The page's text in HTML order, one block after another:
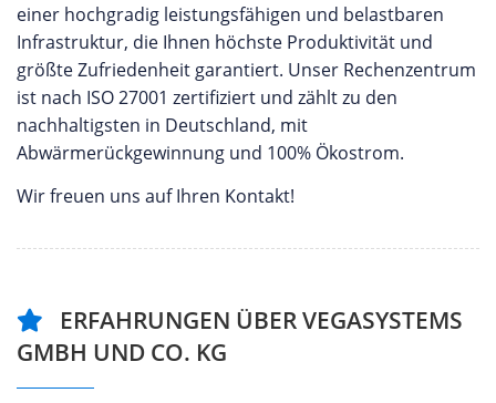
einer hochgradig leistungsfähigen und belastbaren
Infrastruktur, die Ihnen höchste Produktivität und
größte Zufriedenheit garantiert. Unser Rechenzentrum
ist nach ISO 27001 zertifiziert und zählt zu den
nachhaltigsten in Deutschland, mit
Abwärmerückgewinnung und 100% Ökostrom.
Wir freuen uns auf Ihren Kontakt!
ERFAHRUNGEN ÜBER VEGASYSTEMS
GMBH UND CO. KG